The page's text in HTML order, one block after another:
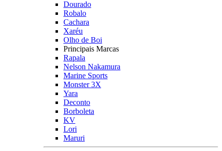
Dourado
Robalo
Cachara
Xaréu
Olho de Boi
Principais Marcas
Rapala
Nelson Nakamura
Marine Sports
Monster 3X
Yara
Deconto
Borboleta
KV
Lori
Maruri